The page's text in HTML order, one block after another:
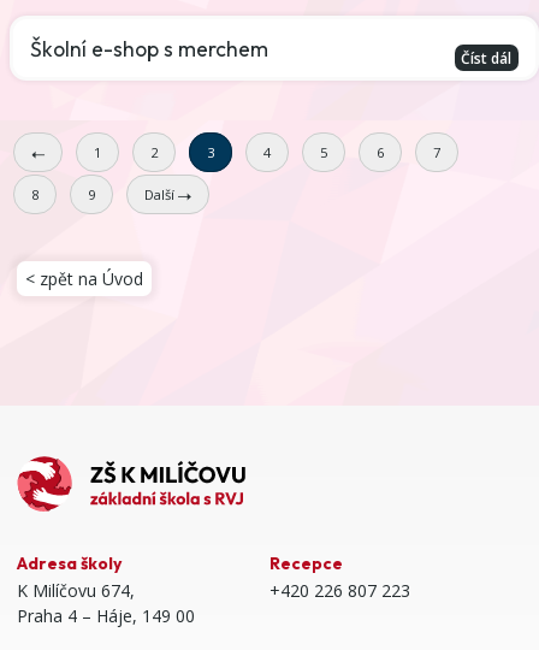
Školní e-shop s merchem Číst dál
1 2 3 4 5 6 7
8 9 Další
< zpět na Úvod
Adresa školy
K Milíčovu 674,
Praha 4 – Háje, 149 00
Recepce
+420 226 807 223